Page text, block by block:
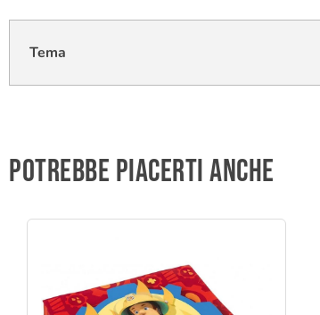
Tema
Potrebbe piacerti anche